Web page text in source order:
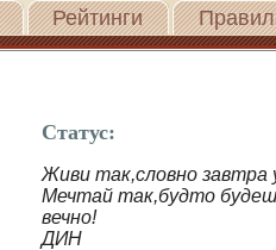
Рейтинги
Статус:
Живи так,словно завтра
Мечтай так,будто
вечно!
ДИН